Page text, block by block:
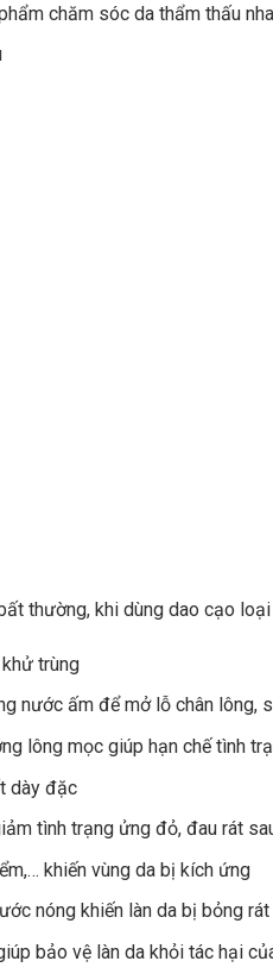
chăm sóc da thẩm thấu
thường, khi dùng dao cạo
trùng
nước ấm để mở lỗ chân lông,
lông mọc giúp hạn chế tình
dày đặc
tình trạng ửng đỏ, đau rát
khiến vùng da bị kích ứng
nóng khiến làn da bị bỏng rát
bảo vệ làn da khỏi tác hại